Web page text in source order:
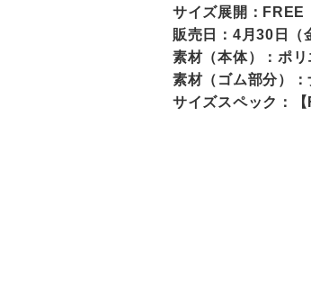
サイズ展開：FREE
販売日：4月30日（
素材（本体）：ポ
素材（ゴム部分）
サイズスペック：